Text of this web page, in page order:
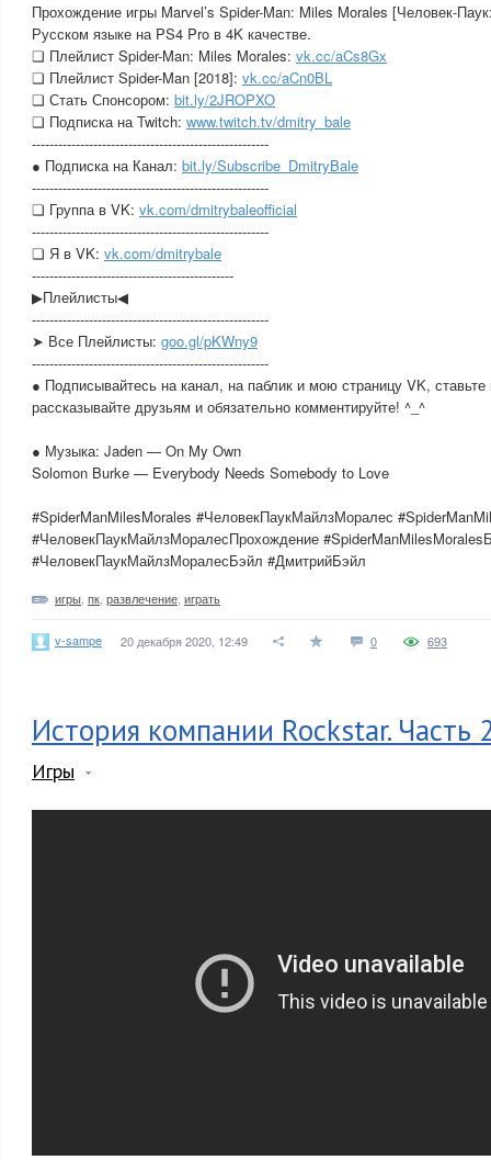
Прохождение игры Marvel’s Spider-Man: Miles Morales [Человек-
Русском языке на PS4 Pro в 4K качестве.
❏ Плейлист Spider-Man: Miles Morales: vk.cc/aCs8Gx
❏ Плейлист Spider-Man [2018]: vk.cc/aCn0BL
❏ Стать Спонсором: bit.ly/2JROPXO
❏ Подписка на Twitch: www.twitch.tv/dmitry_bale
------------------------------­----------­--------------
● Подписка на Канал: bit.ly/Subscribe_DmitryBale
------------------------------­----------­--------------
❏ Группа в VK: vk.com/dmitrybaleofficial
------------------------------­----------­--------------
❏ Я в VK: vk.com/dmitrybale
------------------------------­----------­------
▶Плейлисты◀
------------------------------­----------­--------------
➤ Все Плейлисты: goo.gl/pKWny9
------------------------------­----------­--------------
● Подписывайтесь на канал, на паблик и мою страницу VK,
рассказывайте друзьям и обязательно комментируйте! ^_^
● Музыка: Jaden — On My Own
Solomon Burke — Everybody Needs Somebody to Love
#SpiderManMilesMorales #ЧеловекПаукМайлзМоралес
#ЧеловекПаукМайлзМоралесПрохождение
#ЧеловекПаукМайлзМоралесБэйл #ДмитрийБэйл
игры пк развлечение играть
v-sampe 20 декабря 2020, 12:49 0 693
История компании Rockstar. Часть
Игры